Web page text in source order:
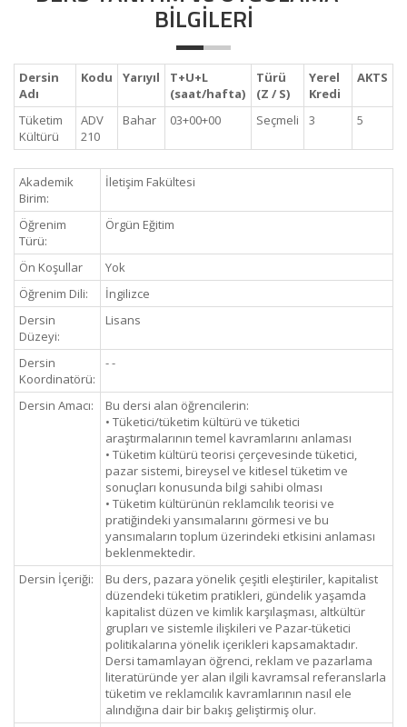
BİLGİLERİ
Dersin
Adı
Kodu Yarıyıl
T+U+L
(saat/hafta)
Türü
(Z / S)
Yerel
Kredi
AKTS
Tüketim
Kültürü
ADV
210
Bahar 03+00+00 Seçmeli 3 5
Akademik
Birim:
İletişim Fakültesi
Öğrenim
Türü:
Örgün Eğitim
Ön Koşullar
Yok
Öğrenim Dili:
İngilizce
Dersin
Düzeyi:
Lisans
Dersin
Koordinatörü:
- -
Dersin Amacı:
Bu dersi alan öğrencilerin:
• Tüketici/tüketim kültürü ve tüketici
araştırmalarının temel kavramlarını anlaması
• Tüketim kültürü teorisi çerçevesinde tüketici,
pazar sistemi, bireysel ve kitlesel tüketim ve
sonuçları konusunda bilgi sahibi olması
• Tüketim kültürünün reklamcılık teorisi ve
pratiğindeki yansımalarını görmesi ve bu
yansımaların toplum üzerindeki etkisini anlaması
beklenmektedir.
Dersin İçeriği:
Bu ders, pazara yönelik çeşitli eleştiriler, kapitalist
düzendeki tüketim pratikleri, gündelik yaşamda
kapitalist düzen ve kimlik karşılaşması, altkültür
grupları ve sistemle ilişkileri ve Pazar-tüketici
politikalarına yönelik içerikleri kapsamaktadır.
Dersi tamamlayan öğrenci, reklam ve pazarlama
literatüründe yer alan ilgili kavramsal referanslarla
tüketim ve reklamcılık kavramlarının nasıl ele
alındığına dair bir bakış geliştirmiş olur.